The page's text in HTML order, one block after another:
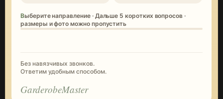
Выберите направление · Дальше 5 коротких вопросов ·
размеры и фото можно пропустить
Без навязчивых звонков.
Ответим удобным способом.
GarderobeMaster